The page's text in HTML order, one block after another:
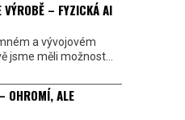
VÝROBĚ – FYZICKÁ AI
a vývojovém
jsme měli možnost...
OHROMÍ, ALE